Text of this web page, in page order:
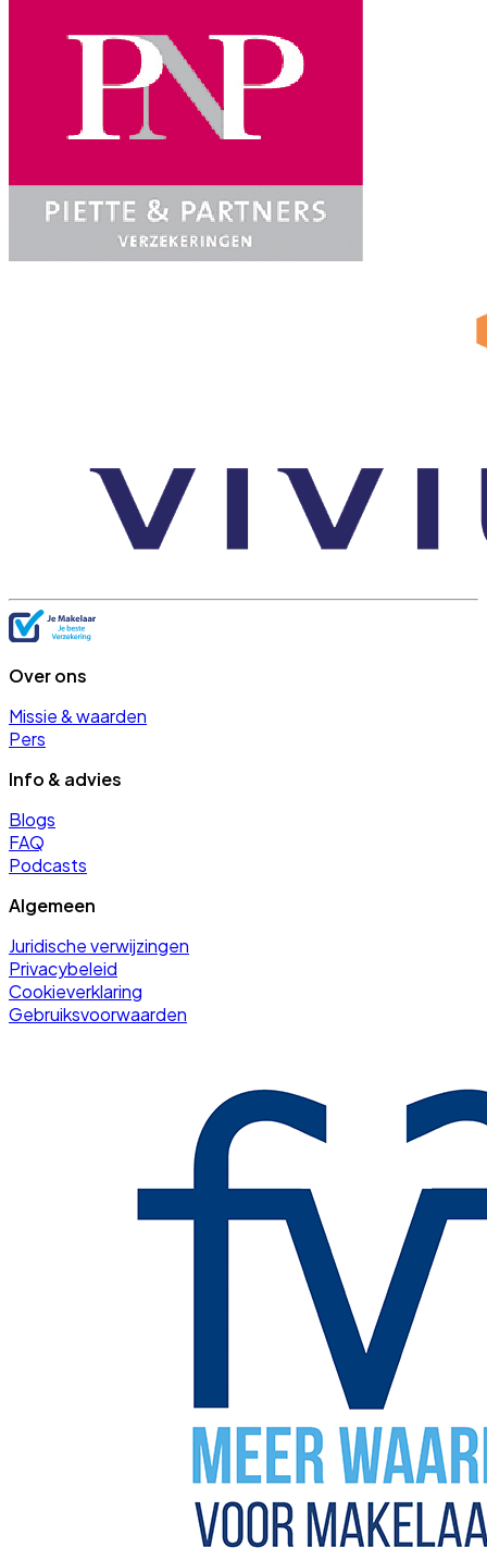
Over ons
Missie & waarden
Pers
Info & advies
Blogs
FAQ
Podcasts
Algemeen
Juridische verwijzingen
Privacybeleid
Cookieverklaring
Gebruiksvoorwaarden